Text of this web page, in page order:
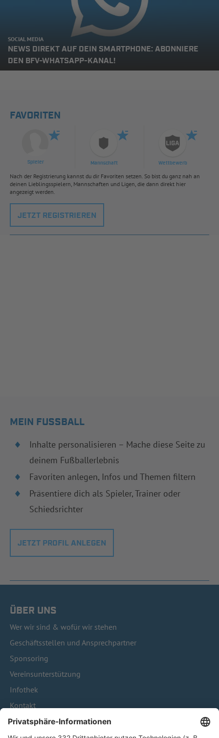
SOCIAL MEDIA
NEWS DIREKT AUF DEIN SMARTPHONE: ABONNIERE
DEN BFV-WHATSAPP-KANAL!
FAVORITEN
Spieler Mannschaft Wettbewerb
Nach der Registrierung kannst du dir Favoriten setzen. So bist du ganz nah an
deinen Lieblingsspielern, Mannschaften und Ligen, die dann direkt hier
angezeigt werden.
JETZT REGISTRIEREN
MEIN FUSSBALL
Inhalte personalisieren – Mache diese Seite zu
deinem Fußballerlebnis
Favoriten anlegen, Infos und Themen filtern
Präsentiere dich als Spieler, Trainer oder
Schiedsrichter
JETZT PROFIL ANLEGEN
ÜBER UNS
Wer wir sind & wofür wir stehen
Geschäftsstellen und Ansprechpartner
Sponsoring
Vereinsunterstützung
Infothek
Kontakt
HÄUFIG BESUCHTE SEITEN